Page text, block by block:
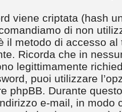
viene criptata (hash
di non
il metodo di accesso al
Ricorda che in
legittimamente
puoi utilizzare
phpBB. Durante
e-mail, in modo